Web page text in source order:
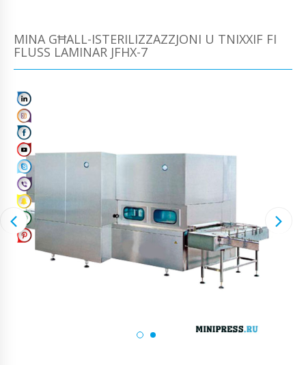
MINA GĦALL-ISTERILIZZAZZJONI U TNIXXIF FI
FLUSS LAMINAR JFHX-7